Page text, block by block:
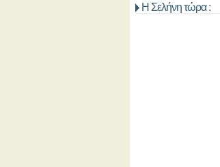
Η Σελήνη τώρα :